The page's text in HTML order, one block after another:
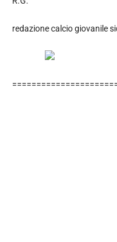
redazione calcio giovanile